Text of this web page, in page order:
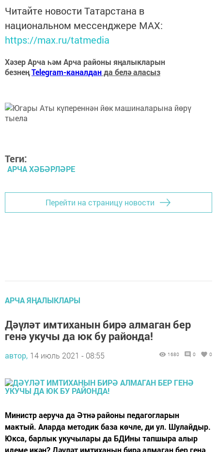
Читайте новости Татарстана в
национальном мессенджере MАХ:
https://max.ru/tatmedia
Хәзер Арча һәм Арча районы яңалыкларын
безнеңTelegram-каналданда белә аласыз
Теги:
АРЧА ХӘБӘРЛӘРЕ
Перейти на страницу новости
АРЧА ЯҢАЛЫКЛАРЫ
Дәүләт имтиханын бирә алмаган бер
генә укучы да юк бу районда!
автор, 14 июль 2021 - 08:55 1680 0 0
Министр аеруча да Әтнә районы педагогларын
мактый. Аларда методик база көчле, ди ул. Шулайдыр.
Юкса, барлык укучылары да БДИны тапшыра алыр
идеме икән? Дәүләт имтиханын бирә алмаган бер генә